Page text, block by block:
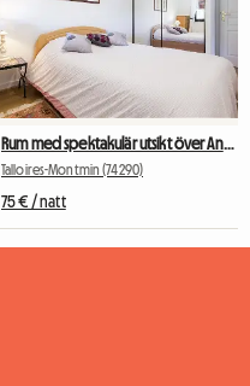
Rum med spektakulär utsikt över Annecysjön
Talloires-Montmin (74290)
75 € / natt